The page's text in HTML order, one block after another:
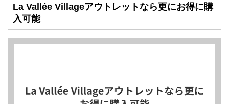
La Vallée Villageアウトレットなら更にお得に購
入可能